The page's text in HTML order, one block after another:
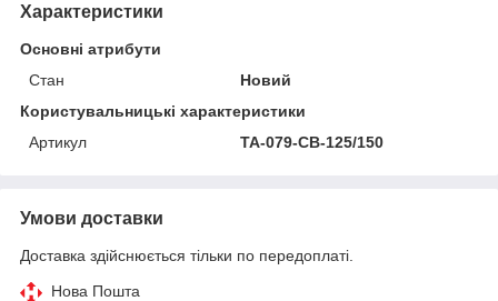
Характеристики
Основні атрибути
Стан
Новий
Користувальницькі характеристики
Артикул
TA-079-СВ-125/150
Умови доставки
Доставка здійснюється тільки по передоплаті.
Нова Пошта